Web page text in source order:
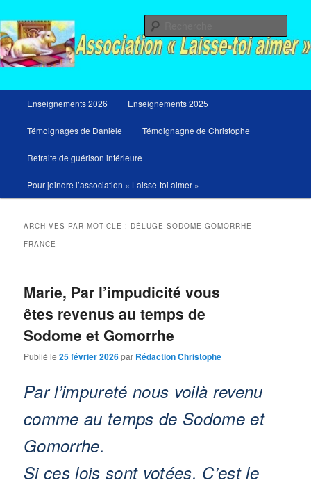
au
contenu
principal
au
contenu
secondaire
principal
Enseignements 2026 Enseignements 2025
Témoignages de Danièle Témoignagne de Christophe
Retraite de guérison intérieure
Pour joindre l’association « Laisse-toi aimer »
ARCHIVES PAR MOT-CLÉ : DÉLUGE SODOME GOMORRHE
FRANCE
Marie, Par l’impudicité vous
êtes revenus au temps de
Sodome et Gomorrhe
Publié le25 février 2026par Rédaction Christophe
Par l’impureté nous voilà revenu
comme au temps de Sodome et
Gomorrhe.
Si ces lois sont votées. C’est le